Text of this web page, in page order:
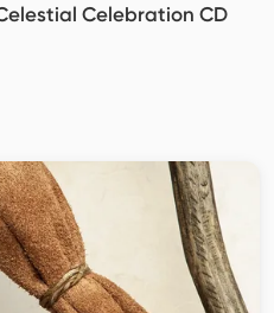
Celebration CD